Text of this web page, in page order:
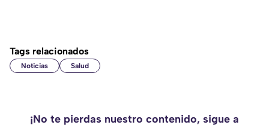
Tags relacionados
Noticias Salud
¡No te pierdas nuestro contenido, sigue a